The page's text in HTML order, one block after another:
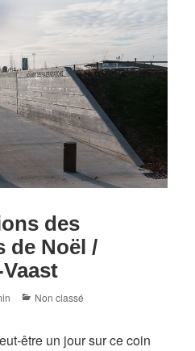
des
de Noël /
Categories
Non classé
être un jour sur ce coin